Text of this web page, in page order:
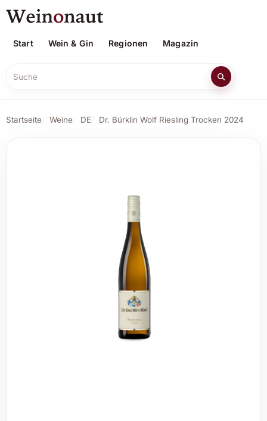
Start Wein & Gin Regionen Magazin
Suche
Startseite Weine DE Dr. Bürklin Wolf Riesling Trocken 2024